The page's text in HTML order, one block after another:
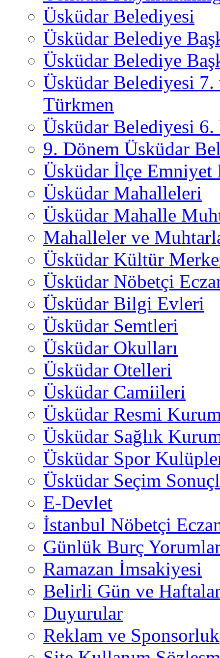
Üsküdar Belediyesi
Üsküdar Belediye
Üsküdar Belediye
Üsküdar Belediyesi
Türkmen
Üsküdar Belediyesi 6.
9. Dönem Üsküdar
Üsküdar İlçe
Üsküdar Mahalleleri
Üsküdar Mahalle
Mahalleler ve
Üsküdar Kültür
Üsküdar Nöbetçi
Üsküdar Bilgi Evleri
Üsküdar Semtleri
Üsküdar Okulları
Üsküdar Otelleri
Üsküdar Camiileri
Üsküdar Resmi
Üsküdar Sağlık
Üsküdar Spor
Üsküdar Seçim
E-Devlet
İstanbul Nöbetçi
Günlük Burç
Ramazan İmsakiyesi
Belirli Gün ve
Duyurular
Reklam ve Sponsorluk